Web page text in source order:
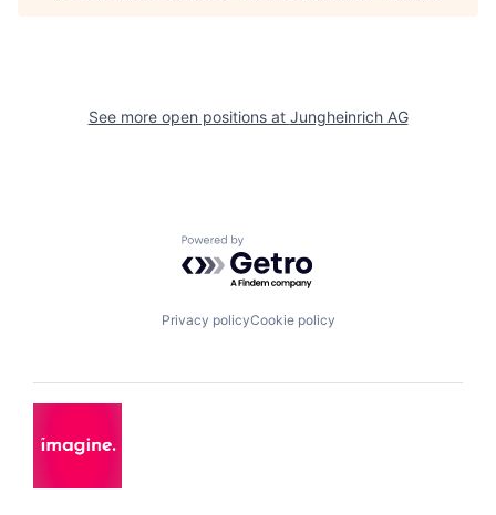
See more open positions at Jungheinrich AG
Powered by Getro.com
Privacy policyCookie policy